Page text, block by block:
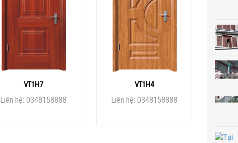
VT1H7
Liên hệ: 0348158888
VT1H4
Liên hệ: 0348158888